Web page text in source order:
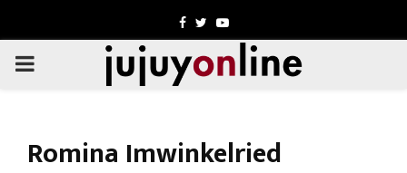
Facebook
TwitterYoutube
PRIMARY
Romina Imwinkelried